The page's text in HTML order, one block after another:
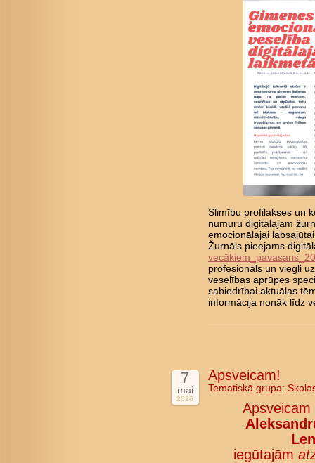
Slimību profilakses un
numuru digitālajam
emocionālajai
Žurnāls pieejams
profesionāls un viegli
veselības aprūpes
sabiedrībai aktuālas
informācija nonāk
7
mai
2026
Apsveicam!
Tematiskā grupa:
Apsveicam
iegūtajām